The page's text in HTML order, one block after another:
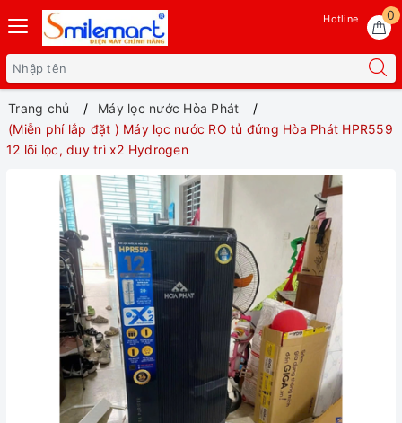
0
Hotline
Trang chủ
Máy lọc nước Hòa Phát
(Miễn phí lắp đặt ) Máy lọc nước RO tủ đứng Hòa Phát HPR559
12 lõi lọc, duy trì x2 Hydrogen